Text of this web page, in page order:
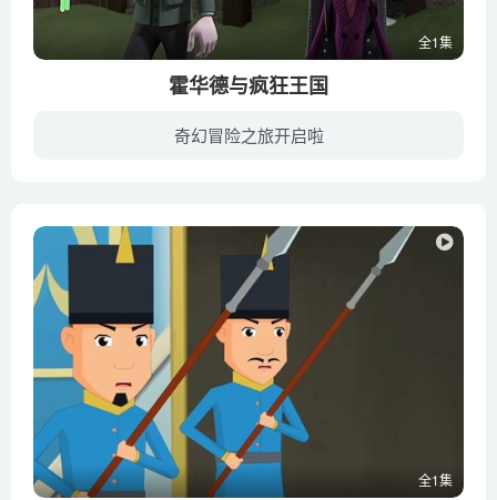
全1集
霍华德与疯狂王国
奇幻冒险之旅开启啦
全1集